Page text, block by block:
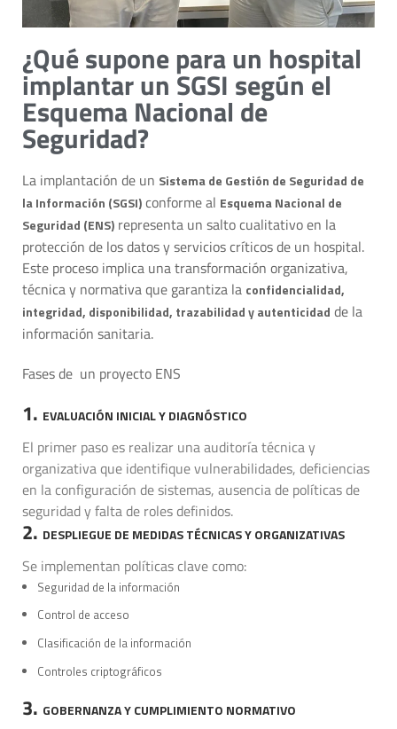
¿Qué supone para un hospital
implantar un SGSI según el
Esquema Nacional de
Seguridad?
La implantación de un Sistema de Gestión de Seguridad de
la Información (SGSI)conforme al Esquema Nacional de
Seguridad (ENS) representa un salto cualitativo en la
protección de los datos y servicios críticos de un hospital.
Este proceso implica una transformación organizativa,
técnica y normativa que garantiza la confidencialidad,
integridad, disponibilidad, trazabilidad y autenticidad de la
información sanitaria.
Fases de un proyecto ENS
1. EVALUACIÓN INICIAL Y DIAGNÓSTICO
El primer paso es realizar una auditoría técnica y
organizativa que identifique vulnerabilidades, deficiencias
en la configuración de sistemas, ausencia de políticas de
seguridad y falta de roles definidos.
2. DESPLIEGUE DE MEDIDAS TÉCNICAS Y ORGANIZATIVAS
Se implementan políticas clave como:
Seguridad de la información
Control de acceso
Clasificación de la información
Controles criptográficos
3. GOBERNANZA Y CUMPLIMIENTO NORMATIVO